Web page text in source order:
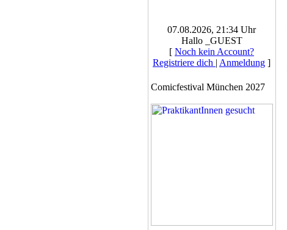
07.08.2026, 21:34 Uhr
Hallo _GUEST
[ Noch kein Account?
Registriere dich | Anmeldung ]
Comicfestival München 2027